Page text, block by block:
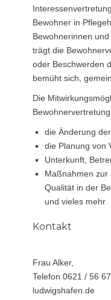
Bewohner in
Bewohnerinnen
trägt die
oder Beschwerden
bemüht sich,
Die
die Änderung
die Planung von
Unterkunft,
Maßnahmen zur
Qualität in der
und vieles mehr
Kontakt
Frau Alker,
Telefon 0621 / 56
ludwigshafen.de